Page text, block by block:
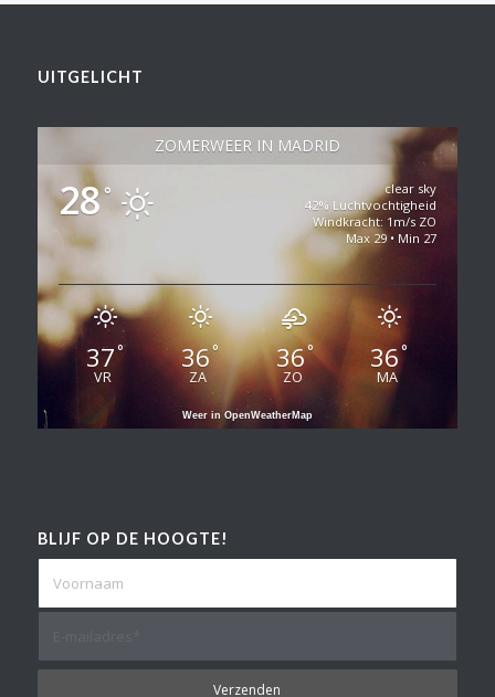
UITGELICHT
ZOMERWEER IN MADRID
28°
clear sky
42% Luchtvochtigheid
Windkracht: 1m/s ZO
Max 29 • Min 27
37°
VR
36°
ZA
36°
ZO
36°
MA
Weer in OpenWeatherMap
BLIJF OP DE HOOGTE!